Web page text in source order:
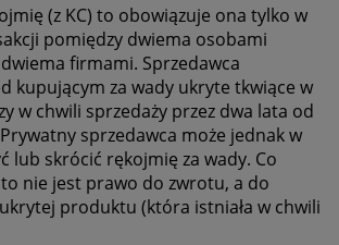
(z KC) to obowiązuje ona tylko w
pomiędzy dwiema osobami
firmami. Sprzedawca
kupującym za wady ukryte tkwiące w
w chwili sprzedaży przez dwa lata od
sprzedawca może jednak w
lub skrócić rękojmię za wady. Co
nie jest prawo do zwrotu, a do
produktu (która istniała w chwili